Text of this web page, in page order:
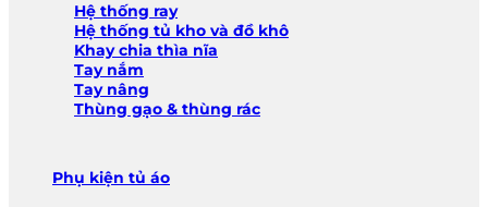
Hệ thống ray
Hệ thống tủ kho và đồ khô
Khay chia thìa nĩa
Tay nắm
Tay nâng
Thùng gạo & thùng rác
Phụ kiện tủ áo